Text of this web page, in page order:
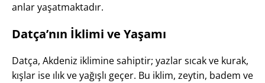
anlar yaşatmaktadır.
Datça’nın İklimi ve Yaşamı
Datça, Akdeniz iklimine sahiptir; yazlar sıcak ve kurak,
kışlar ise ılık ve yağışlı geçer. Bu iklim, zeytin, badem ve